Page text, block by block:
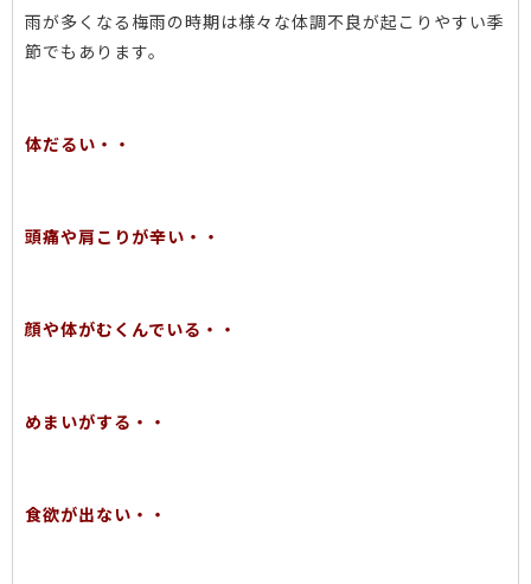
雨が多くなる梅雨の時期は様々な体調不良が起こりやすい季
節でもあります。
体だるい・・
頭痛や肩こりが辛い・・
顔や体がむくんでいる・・
めまいがする・・
食欲が出ない・・